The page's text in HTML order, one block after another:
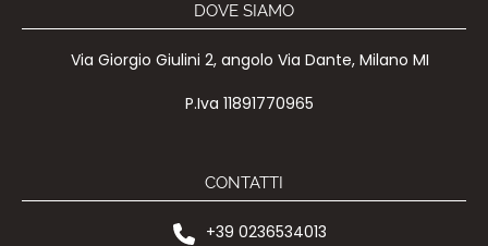
DOVE SIAMO
Via Giorgio Giulini 2, angolo Via Dante, Milano MI
P.Iva 11891770965
CONTATTI
+39 0236534013